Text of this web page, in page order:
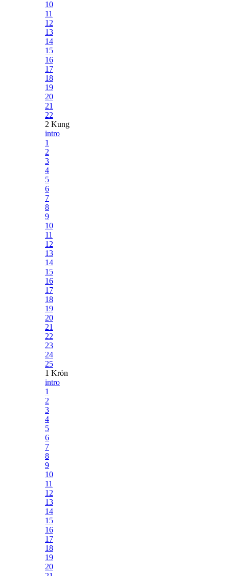
10
11
12
13
14
15
16
17
18
19
20
21
22
2 Kung
intro
1
2
3
4
5
6
7
8
9
10
11
12
13
14
15
16
17
18
19
20
21
22
23
24
25
1 Krön
intro
1
2
3
4
5
6
7
8
9
10
11
12
13
14
15
16
17
18
19
20